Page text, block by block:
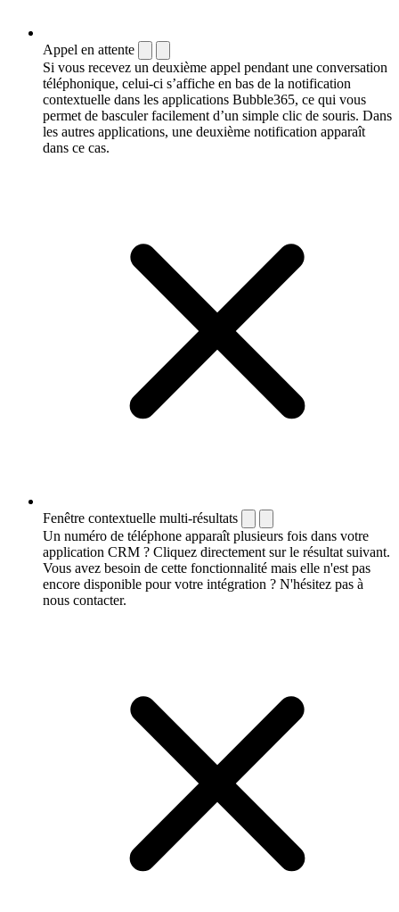
Appel en attente
Si vous recevez un deuxième appel pendant une conversation
téléphonique, celui-ci s’affiche en bas de la notification
contextuelle dans les applications Bubble365, ce qui vous
permet de basculer facilement d’un simple clic de souris. Dans
les autres applications, une deuxième notification apparaît
dans ce cas.
Fenêtre contextuelle multi-résultats
Un numéro de téléphone apparaît plusieurs fois dans votre
application CRM ? Cliquez directement sur le résultat suivant.
Vous avez besoin de cette fonctionnalité mais elle n'est pas
encore disponible pour votre intégration ? N'hésitez pas à
nous contacter.